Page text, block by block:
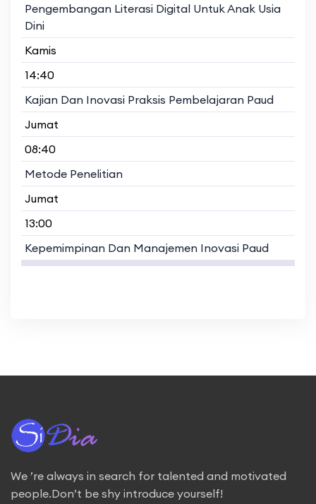
Pengembangan Literasi Digital Untuk Anak Usia
Dini
Kamis
14:40
Kajian Dan Inovasi Praksis Pembelajaran Paud
Jumat
08:40
Metode Penelitian
Jumat
13:00
Kepemimpinan Dan Manajemen Inovasi Paud
We ’re always in search for talented and motivated
people.Don’t be shy introduce yourself!